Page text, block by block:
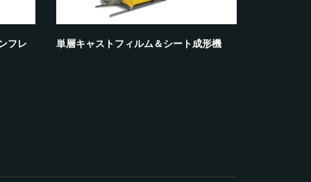
フレ 単層キャストフィルム＆シート成形機